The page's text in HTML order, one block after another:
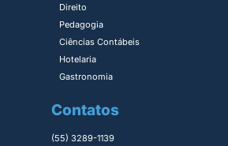
Direito​
Pedagogia
Ciências Contábeis
Hotelaria
Gastronomia
Contatos
(55) 3289-1139